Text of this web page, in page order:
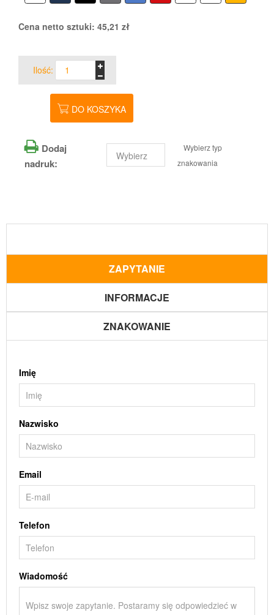
Cena netto sztuki: 45,21 zł
Ilość:
DO KOSZYKA
Dodaj
nadruk:
Wybierz typ
znakowania
ZAPYTANIE
INFORMACJE
ZNAKOWANIE
Imię
Nazwisko
Email
Telefon
Wiadomość